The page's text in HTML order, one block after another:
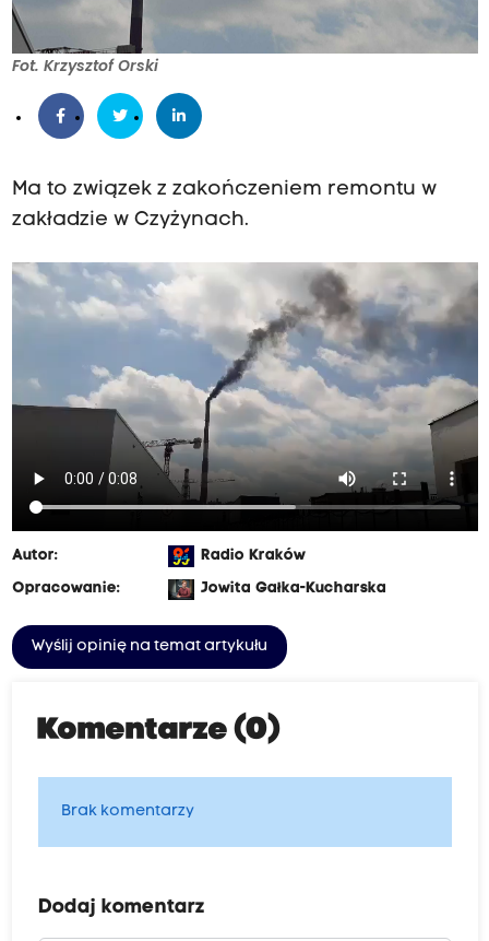
Fot. Krzysztof Orski
Ma to związek z zakończeniem remontu w
zakładzie w Czyżynach.
Autor:
Radio Kraków
Opracowanie:
Jowita Gałka-Kucharska
Wyślij opinię na temat artykułu
Komentarze (0)
Brak komentarzy
Dodaj komentarz